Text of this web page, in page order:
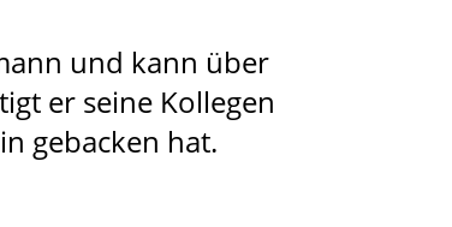
und kann über
er seine Kollegen
gebacken hat.